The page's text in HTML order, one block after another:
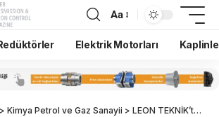
Aa
Elektrik Motorları
> Kimya Petrol ve Gaz Sanayii > LEON TEKNİK’ten petrokimya tesisleri için özel çözüm